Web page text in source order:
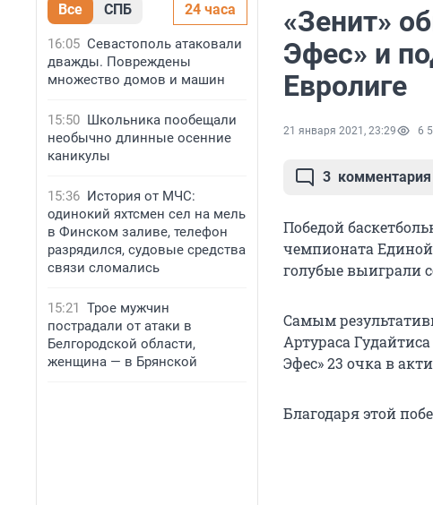
Все СПБ 24 часа
16:05 Севастополь атаковали
дважды. Повреждены
множество домов и машин
15:50 Школьника пообещали
необычно длинные осенние
каникулы
15:36 История от МЧС:
одинокий яхтсмен сел на мель
в Финском заливе, телефон
разрядился, судовые средства
связи сломались
15:21 Трое мужчин
пострадали от атаки в
Белгородской области,
женщина — в Брянской
«Зенит»
Эфес» и
Евролиге
21 января 2021, 23:29 6
3 комментария
Победой
чемпионата Единой
голубые выиграли
Самым
Артураса
Эфес» 23 очка в
Благодаря этой